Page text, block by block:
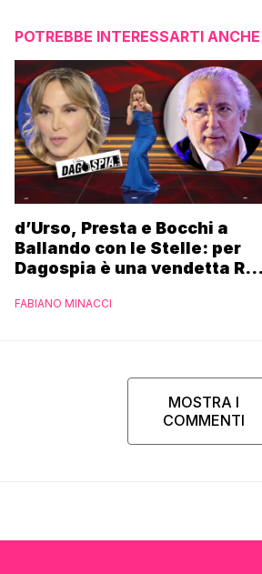
POTREBBE INTERESSARTI ANCHE
d’Urso, Presta e Bocchi a
Ballando con le Stelle: per
Dagospia è una vendetta Rai
FABIANO MINACCI
MOSTRA I
COMMENTI